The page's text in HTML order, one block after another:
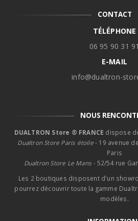
CONTACT
TÉLÉPHONE
06 95 90 31 91
E-MAIL
info@dualtron-
NOUS
DUALTRON Store ® FRANCE dispose
Dualtron Store Paris étoile- 19 avenue
Paris
Dualtron Store Le Mans - 52/54 rue
Les 2 boutiques disposent d'un
pourrez découvrir toute la gamme
modèles.